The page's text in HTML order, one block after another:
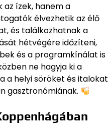
ízek, hanem a
élvezhetik az élő
és találkozhatnak a
hétvégére időzíteni,
és a programkínálat is
ne hagyja ki a
a helyi söröket és italokat
gasztronómiának.